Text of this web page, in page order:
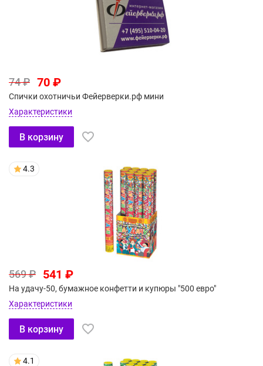
74 ₽ 70 ₽
Спички охотничьи Фейерверки.рф мини
Характеристики
В корзину
4.3
569 ₽ 541 ₽
На удачу-50, бумажное конфетти и купюры "500 евро"
Характеристики
В корзину
4.1